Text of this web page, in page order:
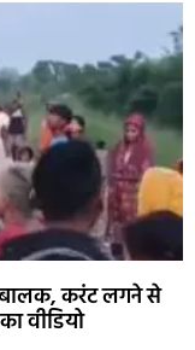
बालक, करंट लगने से
वीडियो